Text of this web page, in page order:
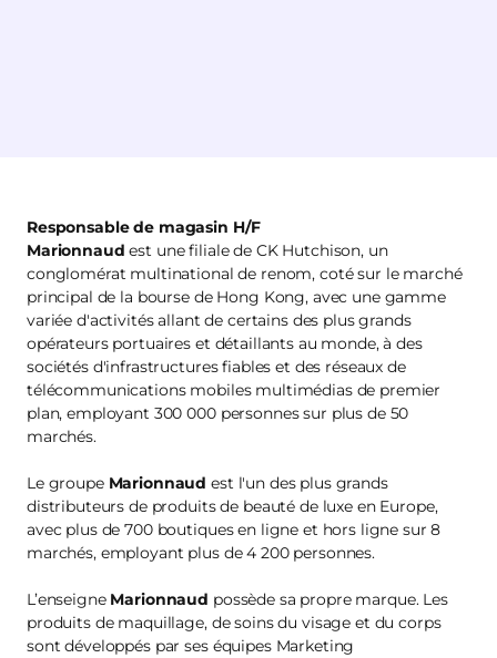
Responsable de magasin H/F
Marionnaudest une filiale de CK Hutchison, un
conglomérat multinational de renom, coté sur le marché
principal de la bourse de Hong Kong, avec une gamme
variée d'activités allant de certains des plus grands
opérateurs portuaires et détaillants au monde, à des
sociétés d'infrastructures fiables et des réseaux de
télécommunications mobiles multimédias de premier
plan, employant 300 000 personnes sur plus de 50
marchés.
Le groupe Marionnaud est l'un des plus grands
distributeurs de produits de beauté de luxe en Europe,
avec plus de 700 boutiques en ligne et hors ligne sur 8
marchés, employant plus de 4 200 personnes.
L’enseigne Marionnaud possède sa propre marque. Les
produits de maquillage, de soins du visage et du corps
sont développés par ses équipes Marketing